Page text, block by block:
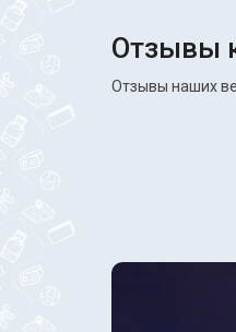
Отзывы
Отзывы наших